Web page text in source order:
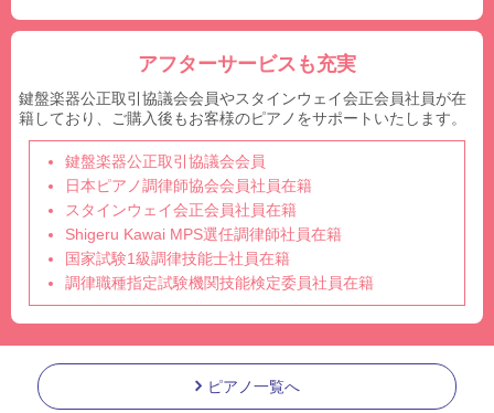
アフターサービスも充実
鍵盤楽器公正取引協議会会員やスタインウェイ会正会員社員が在
籍しており、ご購入後もお客様のピアノをサポートいたします。
鍵盤楽器公正取引協議会会員
日本ピアノ調律師協会会員社員在籍
スタインウェイ会正会員社員在籍
Shigeru Kawai MPS選任調律師社員在籍
国家試験1級調律技能士社員在籍
調律職種指定試験機関技能検定委員社員在籍
ピアノ一覧へ